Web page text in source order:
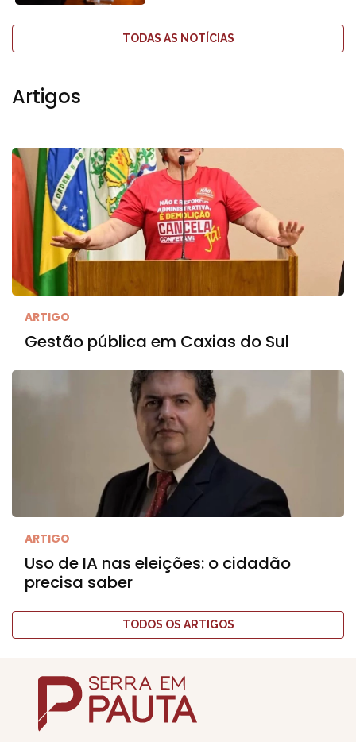
TODAS AS NOTÍCIAS
Artigos
ARTIGO
Gestão pública em Caxias do Sul
ARTIGO
Uso de IA nas eleições: o cidadão
precisa saber
TODOS OS ARTIGOS